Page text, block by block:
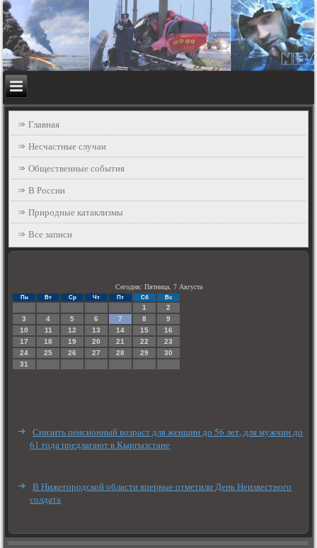
Главная
Несчастные случаи
Общественные события
В России
Природные катаклизмы
Все записи
Сегодня: Пятница, 7 Августа
Пн Вт Ср Чт Пт Сб Вс
1
2
3
4 5 6 7 8
9
10
11 12 13 14 15
16
17
18 19 20 21 22
23
24
25 26 27 28 29
30
31
Снизить пенсионный возраст для женщин до 56 лет, для мужчин до
61 года предлагают в Кыргызстане
В Нижегородской области впервые отметили День Неизвестного
солдата